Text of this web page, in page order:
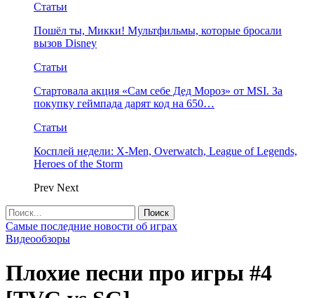
Статьи
Пошёл ты, Микки! Мультфильмы, которые бросали
вызов Disney
Статьи
Стартовала акция «Сам себе Дед Мороз» от MSI. За
покупку геймпада дарят код на 650…
Статьи
Косплей недели: X-Men, Overwatch, League of Legends,
Heroes of the Storm
Prev Next
Самые последние новости об играх
Видеообзоры
Плохие песни про игры #4